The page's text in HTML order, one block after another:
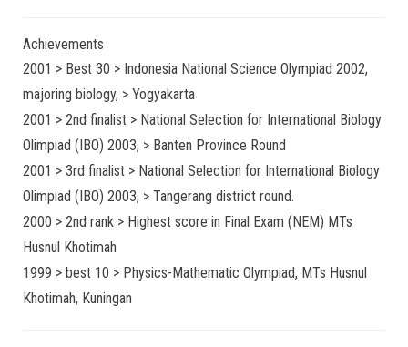
Achievements
2001 > Best 30 > Indonesia National Science Olympiad 2002,
majoring biology, > Yogyakarta
2001 > 2nd finalist > National Selection for International Biology
Olimpiad (IBO) 2003, > Banten Province Round
2001 > 3rd finalist > National Selection for International Biology
Olimpiad (IBO) 2003, > Tangerang district round.
2000 > 2nd rank > Highest score in Final Exam (NEM) MTs
Husnul Khotimah
1999 > best 10 > Physics-Mathematic Olympiad, MTs Husnul
Khotimah, Kuningan